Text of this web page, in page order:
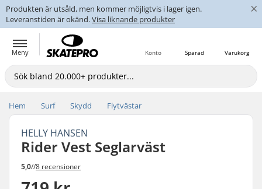
Produkten är utsåld, men kommer möjligtvis i lager igen.
Leveranstiden är okänd.Visa liknande produkter
×
Meny Varukorg
Sparad
Konto
Hem Surf Skydd Flytvästar
HELLY HANSEN
Rider Vest Seglarväst
5,0//8 recensioner